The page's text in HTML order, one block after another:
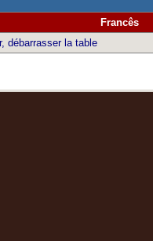
Francês
débarrasser la table